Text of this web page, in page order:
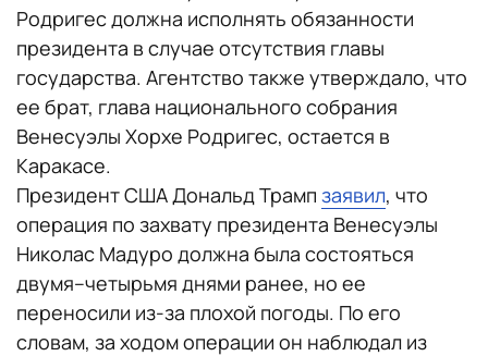
Родригес должна исполнять обязанности
президента в случае отсутствия главы
государства. Агентство также утверждало, что
ее брат, глава национального собрания
Венесуэлы Хорхе Родригес, остается в
Каракасе.
Президент США Дональд Трамп заявил, что
операция по захвату президента Венесуэлы
Николас Мадуро должна была состояться
двумя–четырьмя днями ранее, но ее
переносили из-за плохой погоды. По его
словам, за ходом операции он наблюдал из